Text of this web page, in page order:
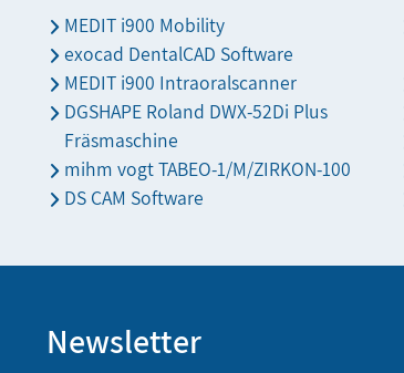
MEDIT i900 Mobility
exocad DentalCAD Software
MEDIT i900 Intraoralscanner
DGSHAPE Roland DWX-52Di Plus
Fräsmaschine
mihm vogt TABEO-1/M/ZIRKON-100
DS CAM Software
Newsletter